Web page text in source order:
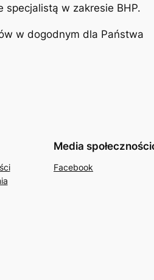
specjalistą w zakresie BHP.
w dogodnym dla Państwa
Media
Facebook